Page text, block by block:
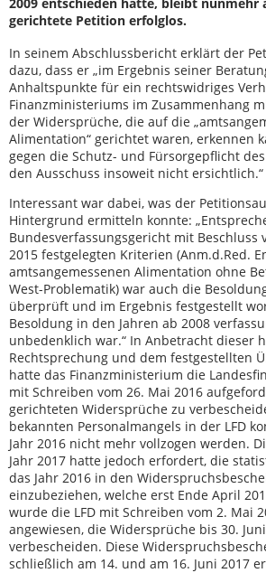
gerichtete Petition erfolglos.
In seinem Abschlussbericht erklärt der
dazu, dass er „im Ergebnis seiner
Anhaltspunkte für ein rechtswidriges
Finanzministeriums im Zusammenhang
der Widersprüche, die auf die
Alimentation“ gerichtet waren, erkennen
gegen die Schutz- und Fürsorgepflicht
den Ausschuss insoweit nicht ersichtlich.“
Interessant war dabei, was der
Hintergrund ermitteln konnte:
Bundesverfassungsgericht mit Beschluss
2015 festgelegten Kriterien (Anm.d.Red.
amtsangemessenen Alimentation ohne
West-Problematik) war auch die
überprüft und im Ergebnis festgestellt
Besoldung in den Jahren ab 2008
unbedenklich war.“ In Anbetracht dieser
Rechtsprechung und dem festgestellten
hatte das Finanzministerium die
mit Schreiben vom 26. Mai 2016
gerichteten Widersprüche zu
bekannten Personalmangels in der LFD
Jahr 2016 nicht mehr vollzogen werden.
Jahr 2017 hatte jedoch erfordert, die
das Jahr 2016 in den
einzubeziehen, welche erst Ende April
wurde die LFD mit Schreiben vom 2. Mai
angewiesen, die Widersprüche bis 30.
verbescheiden. Diese
schließlich am 14. und am 16. Juni 2017